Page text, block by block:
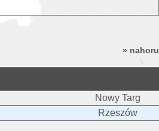
» nahoru
Nowy Targ
Rzeszów